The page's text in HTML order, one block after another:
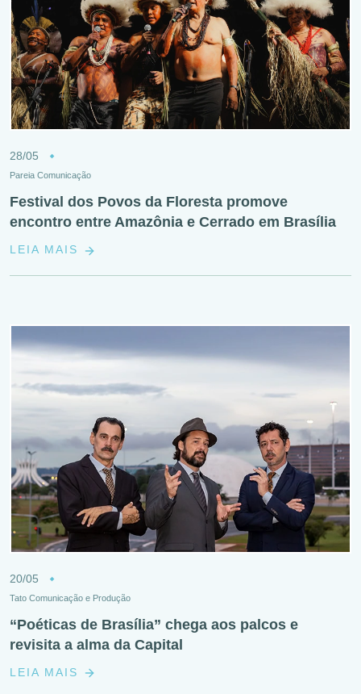
28/05
Pareia Comunicação
Festival dos Povos da Floresta promove
encontro entre Amazônia e Cerrado em Brasília
LEIA MAIS
20/05
Tato Comunicação e Produção
“Poéticas de Brasília” chega aos palcos e
revisita a alma da Capital
LEIA MAIS